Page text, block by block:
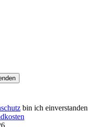
bin ich einverstanden